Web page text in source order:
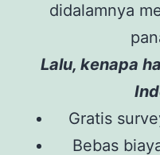
didalamnya
Lalu, kenapa
Gratis
Bebas